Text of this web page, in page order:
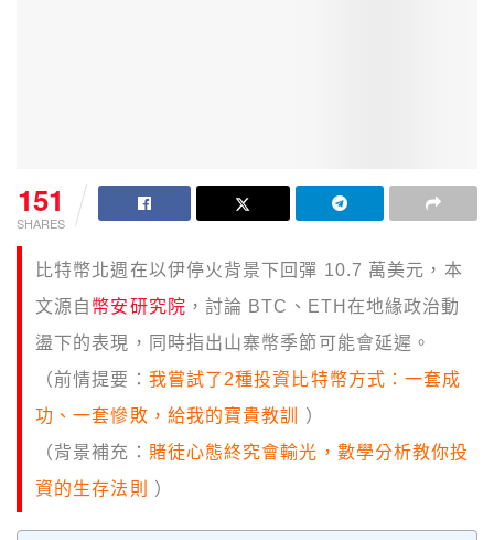
151
SHARES
比特幣北週在以伊停火背景下回彈 10.7 萬美元，本
文源自 幣安研究院 ，討論 BTC、ETH在地緣政治動
盪下的表現，同時指出山寨幣季節可能會延遲。
（前情提要： 我嘗試了2種投資比特幣方式：一套成
功、一套慘敗，給我的寶貴教訓
）
（背景補充： 賭徒心態終究會輸光，數學分析教你投
資的生存法則
）